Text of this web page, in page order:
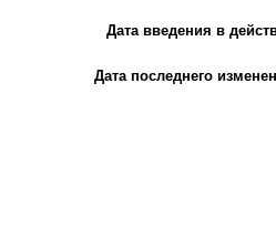
Дата введения в
Дата последнего